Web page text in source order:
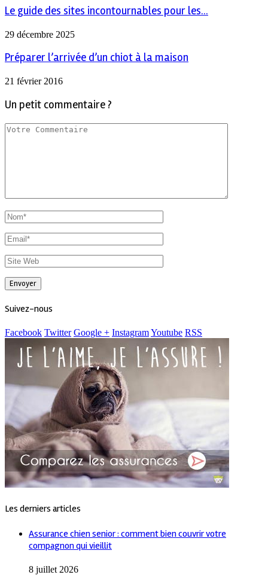
Le guide des sites incontournables pour les...
29 décembre 2025
Préparer l’arrivée d’un chiot à la maison
21 février 2016
Un petit commentaire ?
Suivez-nous
Facebook Twitter Google + InstagramYoutube RSS
Les derniers articles
Assurance chien senior : comment bien couvrir votre
compagnon qui vieillit
8 juillet 2026